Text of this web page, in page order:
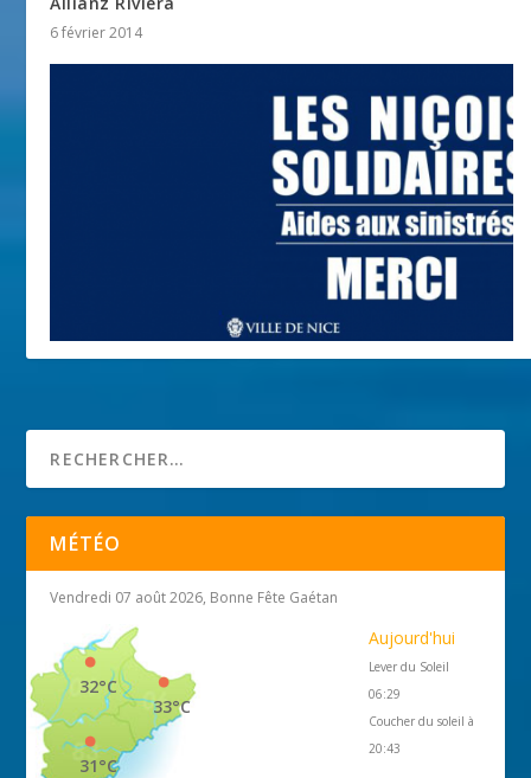
6 février 2014
MÉTÉO
Vendredi 07 août 2026, Bonne Fête Gaétan
33°C
32°C
31°C
Aujourd'hui
Lever du Soleil
06:29
Coucher du soleil à
20:43